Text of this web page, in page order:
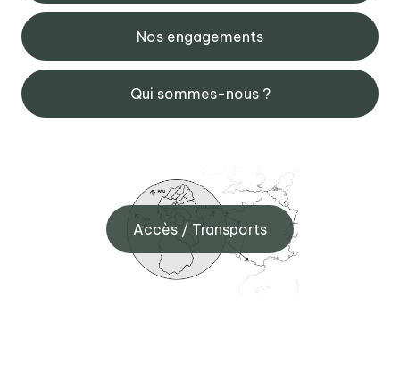
Nos engagements
Qui sommes-nous ?
Accès / Transports